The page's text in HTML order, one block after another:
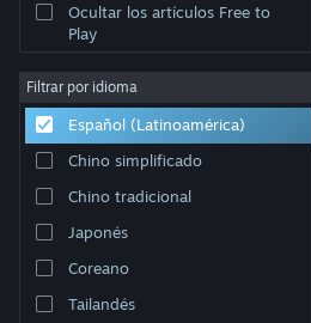
Acerca de
Soporte
Cambiar idioma
Obtener la aplicación de Steam Mobile
Ver versión clásica
Ocultar los artículos Free to
Play
Filtrar por idioma
Español (Latinoamérica)
Chino simplificado
Chino tradicional
Japonés
Coreano
Tailandés
Desarrollador: Umami Tiger (Matthias Linda)
Ordenar por Relevancia
0 resultado(s) coinciden con la búsqueda.
títulos según tus preferencias.